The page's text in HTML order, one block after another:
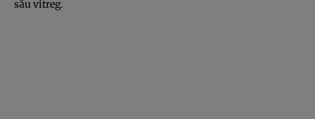
său vitreg.